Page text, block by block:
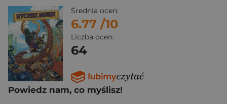
Średnia ocen:
6.77 /10
Liczba ocen:
64
Powiedz nam, co myślisz!